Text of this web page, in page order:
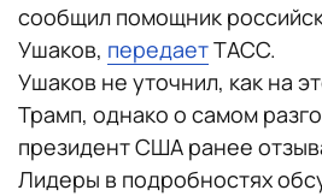
сообщил помощник
Ушаков, передаетТАСС.
Ушаков не уточнил, как на
Трамп, однако о самом
президент США ранее
Лидеры в подробностях